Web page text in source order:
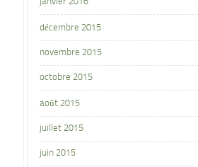
décembre 2015
novembre 2015
octobre 2015
août 2015
juillet 2015
juin 2015